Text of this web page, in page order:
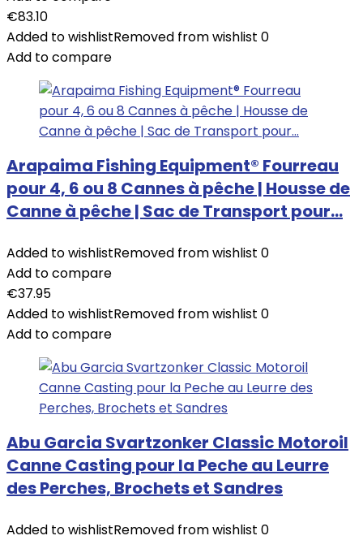
€83.10
Added to wishlistRemoved from wishlist 0
Add to compare
Arapaima Fishing Equipment® Fourreau
pour 4, 6 ou 8 Cannes à pêche | Housse de
Canne à pêche | Sac de Transport pour…
Added to wishlistRemoved from wishlist 0
Add to compare
€37.95
Added to wishlistRemoved from wishlist 0
Add to compare
Abu Garcia Svartzonker Classic Motoroil
Canne Casting pour la Peche au Leurre
des Perches, Brochets et Sandres
Added to wishlistRemoved from wishlist 0